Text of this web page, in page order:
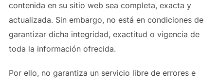
contenida en su sitio web sea completa, exacta y
actualizada. Sin embargo, no está en condiciones de
garantizar dicha integridad, exactitud o vigencia de
toda la información ofrecida.
Por ello, no garantiza un servicio libre de errores e